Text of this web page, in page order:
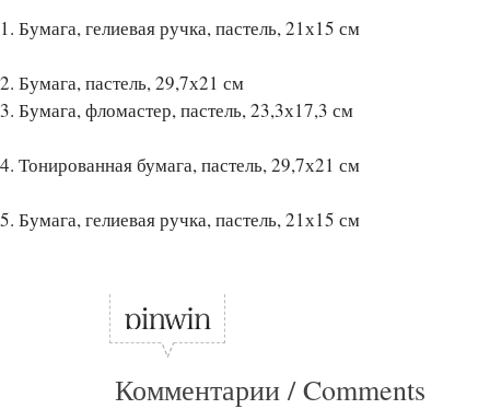
1. Бумага, гелиевая ручка, пастель, 21х15 см
2. Бумага, пастель, 29,7х21 см
3. Бумага, фломастер, пастель, 23,3х17,3 см
4. Тонированная бумага, пастель, 29,7х21 см
5. Бумага, гелиевая ручка, пастель, 21х15 см
Комментарии / Comments